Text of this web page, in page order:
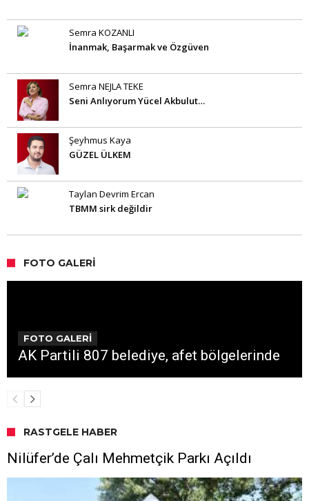
Semra KOZANLI
İnanmak, Başarmak ve Özgüven
Semra NEJLA TEKE
Seni Anlıyorum Yücel Akbulut…
Şeyhmus Kaya
GÜZEL ÜLKEM
Taylan Devrim Ercan
TBMM sirk değildir
FOTO GALERI
FOTO GALERİ
AK Partili 807 belediye, afet bölgelerinde
RASTGELE HABER
Nilüfer’de Çalı Mehmetçik Parkı Açıldı